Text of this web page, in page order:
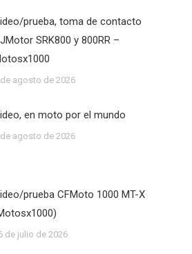
prueba, toma de contacto
SRK800 y 800RR –
agosto de 2026
en moto por el mundo
agosto de 2026
prueba CFMoto 1000 MT-X
de julio de 2026